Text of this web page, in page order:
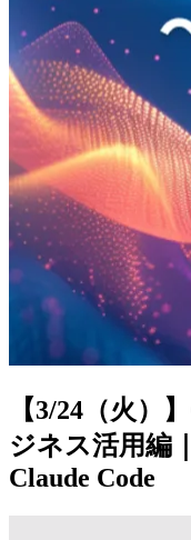
【3/24（火）
ジネス活用編
Claude Code